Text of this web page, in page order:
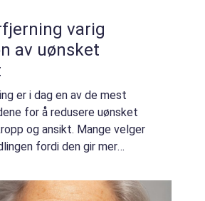
varig
av uønsket
er i dag en av de mest
for å redusere uønsket
og ansikt. Mange velger
fordi den gir mer
Samtidig gir den ofte